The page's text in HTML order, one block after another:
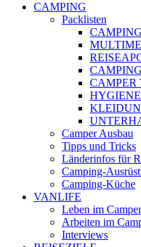
CAMPING
Packlisten
CAMPER
HYGIENE
Camper Ausbau
Tipps und Tricks
Länderinfos für
Camping-
Camping-Küche
VANLIFE
Leben im Camper
Arbeiten im
Interviews